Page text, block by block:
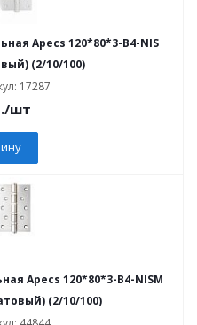
Apecs 120*80*3-B4-NIS
(2/10/100)
17287
/шт
Apecs 120*80*3-B4-NISM
(2/10/100)